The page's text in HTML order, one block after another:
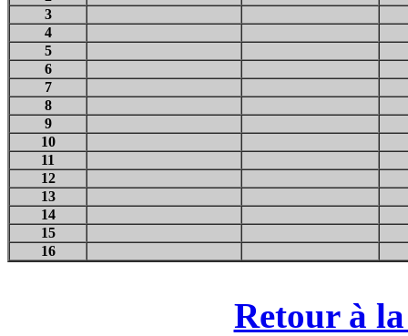
3
4
5
6
7
8
9
10
11
12
13
14
15
16
Retour à